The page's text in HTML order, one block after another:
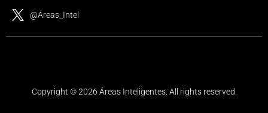
@Areas_Intel
Copyright © 2026 Áreas Inteligentes. All rights reserved.